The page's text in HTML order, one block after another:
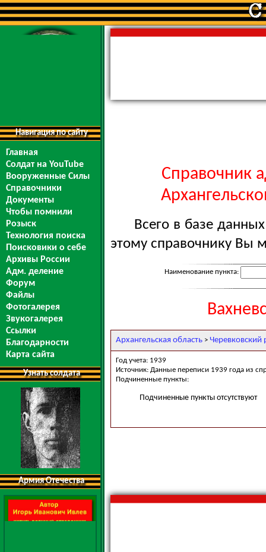
Навигация по сайту
Главная
Солдат на YouTube
Вооруженные Силы
Справочники
Документы
Чтобы помнили
Розыск
Технология поиска
Поисковики о себе
Архивы России
Адм. деление
Форум
Файлы
Фотогалерея
Звукогалерея
Ссылки
Благодарности
Карта сайта
Узнать солдата
Армия Отечества
Справочник
Всего в базе
этому справочнику Вы
Наименование пункта:
Архангельская область > Черевковский
Год учета: 1939
Источник: Данные переписи 1939 года из
Подчиненные пункты:
Подчиненные пункты отсутствуют